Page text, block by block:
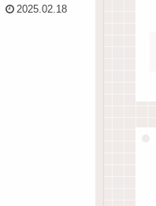
2025.02.18